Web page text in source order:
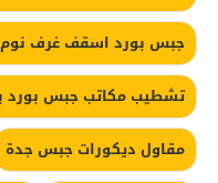
جبس بورد اسقف غرف نوم
تشطيب مكاتب جبس بورد
مقاول ديكورات جبس جدة